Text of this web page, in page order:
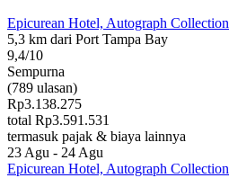
Epicurean Hotel, Autograph Collection
5,3 km dari Port Tampa Bay
9,4/10
Sempurna
(789 ulasan)
Rp3.138.275
total Rp3.591.531
termasuk pajak & biaya lainnya
23 Agu - 24 Agu
Epicurean Hotel, Autograph Collection